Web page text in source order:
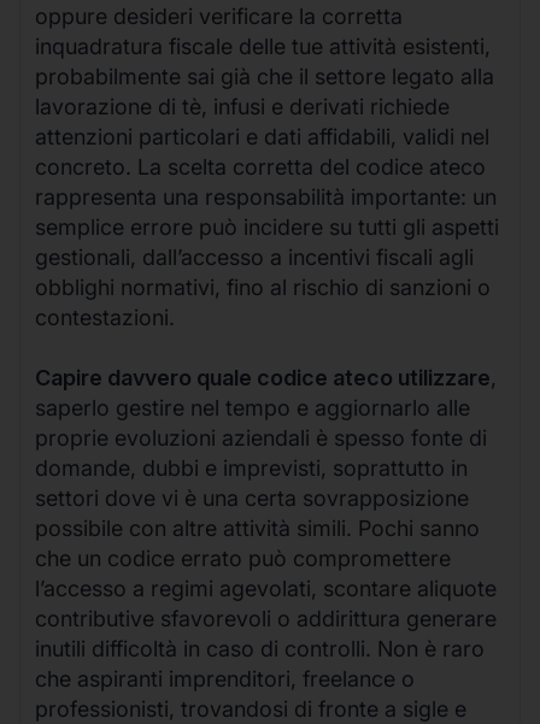
oppure desideri verificare la corretta
inquadratura fiscale delle tue attività esistenti,
probabilmente sai già che il settore legato alla
lavorazione di tè, infusi e derivati richiede
attenzioni particolari e dati affidabili, validi nel
concreto. La scelta corretta del codice ateco
rappresenta una responsabilità importante: un
semplice errore può incidere su tutti gli aspetti
gestionali, dall’accesso a incentivi fiscali agli
obblighi normativi, fino al rischio di sanzioni o
contestazioni.
Capire davvero quale codice ateco utilizzare,
saperlo gestire nel tempo e aggiornarlo alle
proprie evoluzioni aziendali è spesso fonte di
domande, dubbi e imprevisti, soprattutto in
settori dove vi è una certa sovrapposizione
possibile con altre attività simili. Pochi sanno
che un codice errato può compromettere
l’accesso a regimi agevolati, scontare aliquote
contributive sfavorevoli o addirittura generare
inutili difficoltà in caso di controlli. Non è raro
che aspiranti imprenditori, freelance o
professionisti, trovandosi di fronte a sigle e